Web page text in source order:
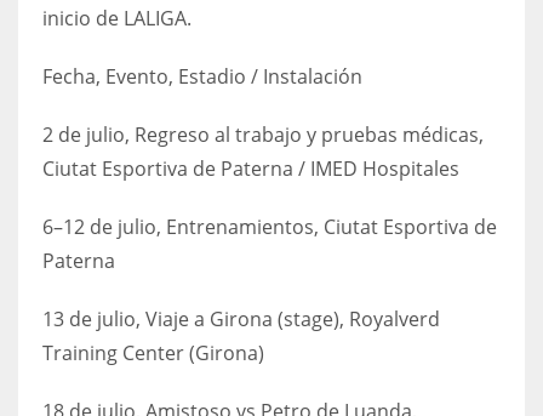
inicio de LALIGA.
Fecha, Evento, Estadio / Instalación
2 de julio, Regreso al trabajo y pruebas médicas,
Ciutat Esportiva de Paterna / IMED Hospitales
6–12 de julio, Entrenamientos, Ciutat Esportiva de
Paterna
13 de julio, Viaje a Girona (stage), Royalverd
Training Center (Girona)